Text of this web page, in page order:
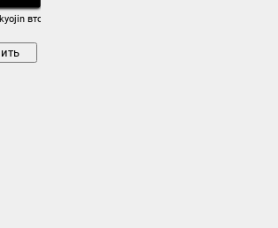
вторжение гигантов mikasa акерман эрен jaeger